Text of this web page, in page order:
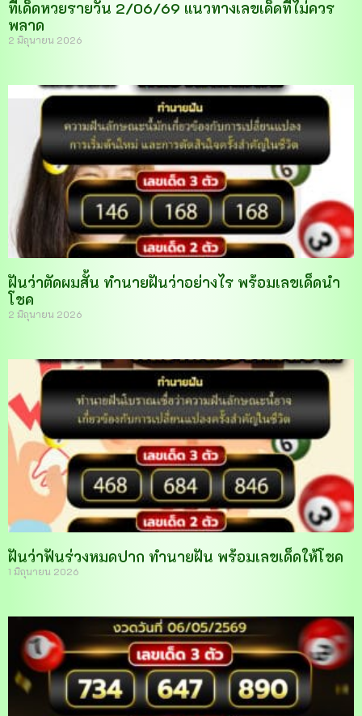
ทีเด็ดหวยรายวัน 2/06/69 แนวทางเลขเด็ดที่ไม่ควร
พลาด
2 มิถุนายน 2026
ฝันว่าตัดผมสั้น ทำนายฝันว่าอย่างไร พร้อมเลขเด็ดนำ
โชค
2 มิถุนายน 2026
ฝันว่าฟันร่วงหมดปาก ทำนายฝัน พร้อมเลขเด็ดให้โชค
1 มิถุนายน 2026